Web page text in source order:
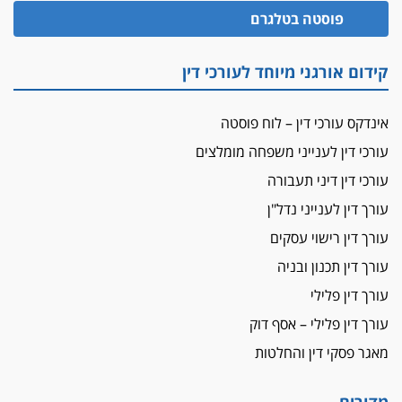
הזכות לטנף
זוכה עורך-דין שהשווה את ברק לסינוואר ואת
מאסר לעורך הדין
פיקטיביות בשם פלסטינים
על המידתיות
ביה"ד המשמעתי ביטל השעיה לצמיתות של
עורכת-דין שהביעה שמחה ב-7 באוקטובר
אשם
עו"ד הלל בבייב הורשע בהונאת עשרות לקוחות,
ההסדר: 7-9 שנות מאסר
דין ומקרקעין
עורך דין ברמת השרון נחקר בחשד למרמה בעסקת
תובעת משטרתית פוטרה בחשד לעישון סמים
פוסטה בטלגרם
קידום אורגני מיוחד לעורכי דין
אינדקס עורכי דין – לוח פוסטה
עורכי דין לענייני משפחה מומלצים
עורכי דין דיני תעבורה
עורך דין לענייני נדל"ן
עורך דין רישוי עסקים
עורך דין תכנון ובניה
עורך דין פלילי
עורך דין פלילי – אסף דוק
מאגר פסקי דין והחלטות